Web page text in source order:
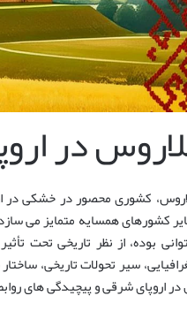
در
کشوری محصور در خشکی در
کشورهای همسایه متمایز می
بوده، از نظر تاریخی تحت
سیر تحولات تاریخی،
در اروپای شرقی و پیچیدگی های